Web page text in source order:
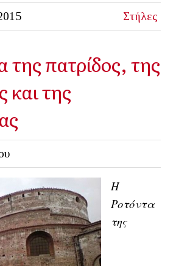
Στήλες
της πατρίδος, της
και της
H
Ροτόντα
της